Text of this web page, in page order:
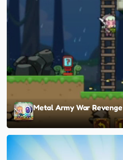
Metal Army War Revenge